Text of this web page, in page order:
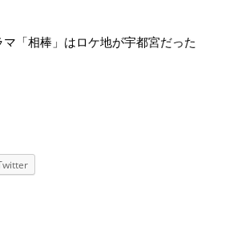
「相棒」はロケ地が宇都宮だった